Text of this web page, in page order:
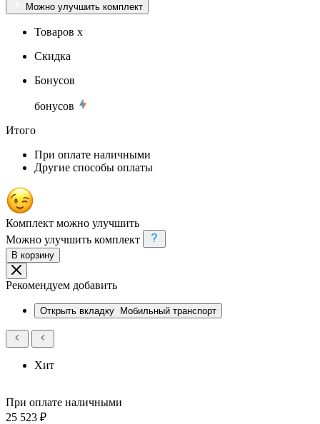
Можно улучшить комплект
Товаров x
Скидка
Бонусов
бонусов
Итого
При оплате наличными
Другие способы оплаты
Комплект можно улучшить
Можно улучшить комплект
В корзину
Рекомендуем добавить
Открыть вкладку Мобильный транспорт
Хит
При оплате наличными
25 523 ₽